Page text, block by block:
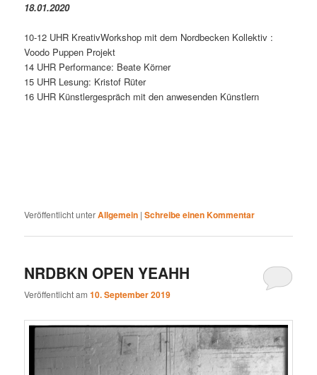
18.01.2020
10-12 UHR KreativWorkshop mit dem Nordbecken Kollektiv :
Voodo Puppen Projekt
14 UHR Performance: Beate Körner
15 UHR Lesung: Kristof Rüter
16 UHR Künstlergespräch mit den anwesenden Künstlern
Veröffentlicht unterAllgemein |Schreibe einen Kommentar
NRDBKN OPEN YEAHH
Veröffentlicht am10. September 2019